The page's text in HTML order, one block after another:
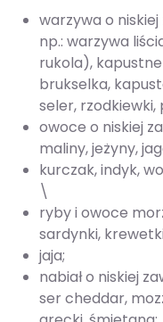
warzywa o
np.: warzywa
rukola),
brukselka,
seler,
owoce o niskiej
maliny, jeżyny,
kurczak, indyk,
\
ryby i owoce
sardynki,
jaja;
nabiał o niskiej
ser cheddar,